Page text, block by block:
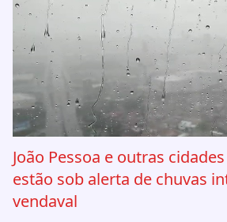
João Pessoa e outras
estão sob alerta de chuvas
vendaval